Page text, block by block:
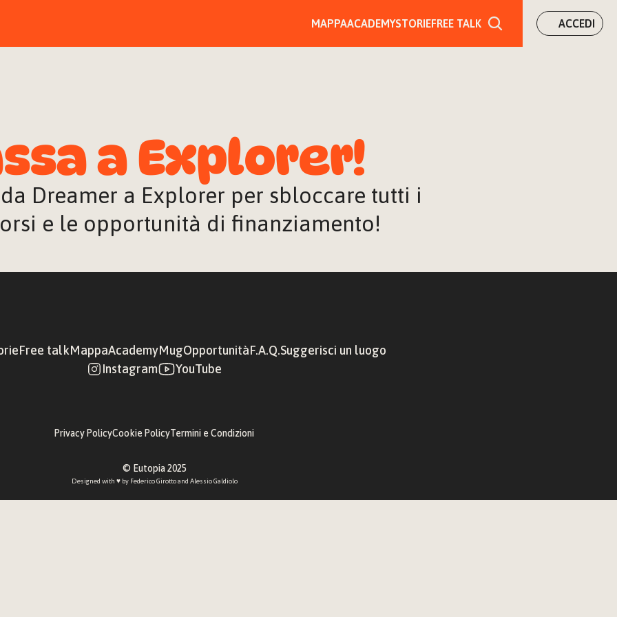
MAPPAACADEMYSTORIEFREE TALK ACCEDI
a Explorer!
Dreamer a Explorer per sbloccare tutti i
e le opportunità di finanziamento!
Free talkMappaAcademyMugOpportunitàF.A.Q.Suggerisci un luogo
Instagram
YouTube
Privacy PolicyCookie PolicyTermini e Condizioni
© Eutopia 2025
Designed with ♥︎ by Federico Girotto and Alessio Galdiolo